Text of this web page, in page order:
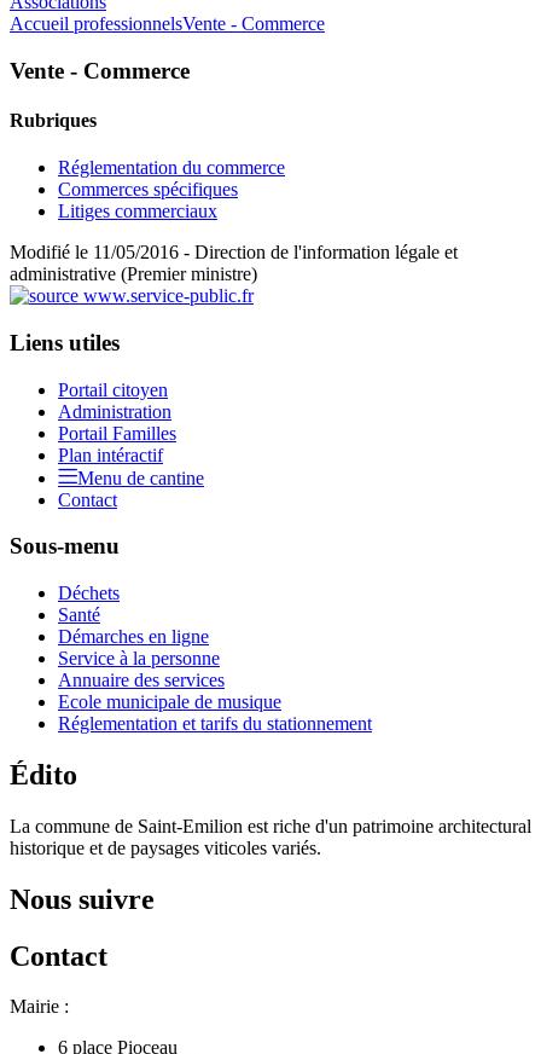
Accueil professionnelsVente - Commerce
Vente - Commerce
Rubriques
Réglementation du commerce
Commerces spécifiques
Litiges commerciaux
Modifié le 11/05/2016 - Direction de l'information légale et
administrative (Premier ministre)
Liens utiles
Portail citoyen
Administration
Portail Familles
Plan intéractif
Menu de cantine
Contact
Sous-menu
Déchets
Santé
Démarches en ligne
Service à la personne
Annuaire des services
Ecole municipale de musique
Réglementation et tarifs du stationnement
Édito
La commune de Saint-Emilion est riche d'un patrimoine architectural
historique et de paysages viticoles variés.
Nous suivre
Contact
Mairie :
6 place Pioceau